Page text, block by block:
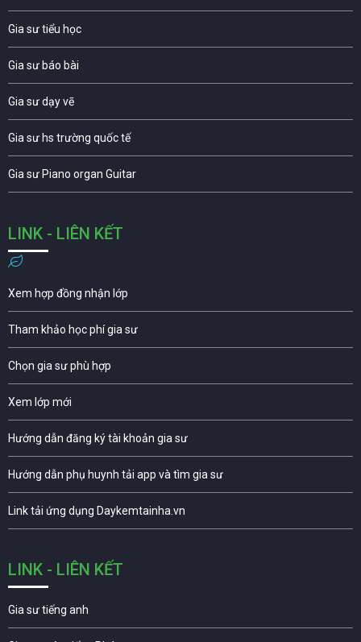
Gia sư tiểu học
Gia sư báo bài
Gia sư dạy vẽ
Gia sư hs trường quốc tế
Gia sư Piano organ Guitar
LINK - LIÊN KẾT
Xem hợp đồng nhận lớp
Tham khảo học phí gia sư
Chọn gia sư phù hợp
Xem lớp mới
Hướng dẫn đăng ký tài khoản gia sư
Hướng dẫn phụ huynh tải app và tìm gia sư
Link tải ứng dụng Daykemtainha.vn
LINK - LIÊN KẾT
Gia sư tiếng anh